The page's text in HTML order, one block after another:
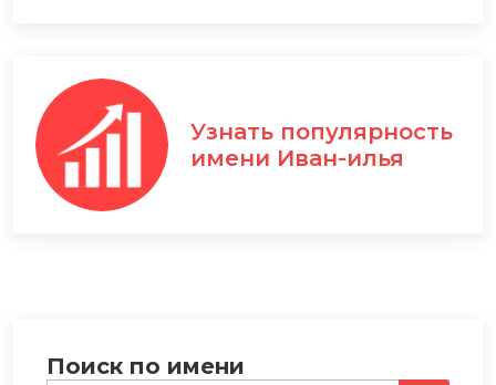
Узнать популярность
имени Иван-илья
Поиск по имени